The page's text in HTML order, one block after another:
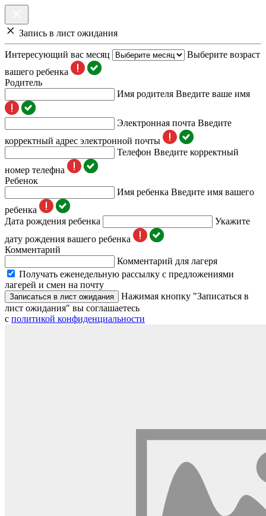
Запись в лист ожидания
Интересующий вас месяц
Выберите возраст
вашего ребенка
Родитель
Имя родителя Введите ваше имя
Электронная почта Введите
корректный адрес электронной почты
Телефон Введите корректный
номер телефна
Ребенок
Имя ребенка Введите имя вашего
ребенка
Дата рождения ребенка
Укажите
дату рождения вашего ребенка
Комментарий
Комментарий для лагеря
Получать еженедельную рассылку с предложениями
лагерей и смен на почту
Записаться в лист ожидания
Нажимая кнопку "Записаться в
лист ожидания" вы соглашаетесь
с политикой конфиденциальности